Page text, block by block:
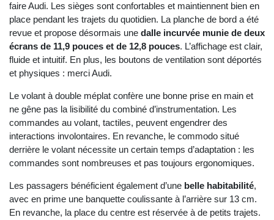
faire Audi. Les sièges sont confortables et maintiennent bien en
place pendant les trajets du quotidien. La planche de bord a été
revue et propose désormais une dalle incurvée munie de deux
écrans de 11,9 pouces et de 12,8 pouces. L’affichage est clair,
fluide et intuitif. En plus, les boutons de ventilation sont déportés
et physiques : merci Audi.
Le volant à double méplat confère une bonne prise en main et
ne gêne pas la lisibilité du combiné d’instrumentation. Les
commandes au volant, tactiles, peuvent engendrer des
interactions involontaires. En revanche, le commodo situé
derrière le volant nécessite un certain temps d’adaptation : les
commandes sont nombreuses et pas toujours ergonomiques.
Les passagers bénéficient également d’une belle habitabilité,
avec en prime une banquette coulissante à l’arrière sur 13 cm.
En revanche, la place du centre est réservée à de petits trajets.